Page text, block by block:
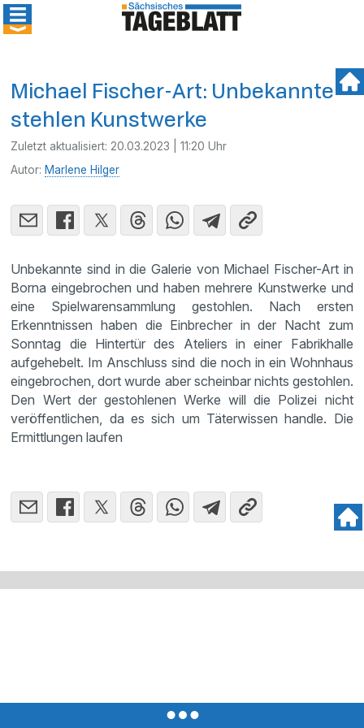
Michael Fischer-Art: Unbekannte
stehlen Kunstwerke
Zuletzt aktualisiert: 20.03.2023 | 11:20 Uhr
Autor: Marlene Hilger
Unbekannte sind in die Galerie von Michael Fischer-Art in
Borna eingebrochen und haben mehrere Kunstwerke und
eine Spielwarensammlung gestohlen. Nach ersten
Erkenntnissen haben die Einbrecher in der Nacht zum
Sonntag die Hintertür des Ateliers in einer Fabrikhalle
aufgehebelt. Im Anschluss sind die noch in ein Wohnhaus
eingebrochen, dort wurde aber scheinbar nichts gestohlen.
Den Wert der gestohlenen Werke will die Polizei nicht
veröffentlichen, da es sich um Täterwissen handle. Die
Ermittlungen laufen